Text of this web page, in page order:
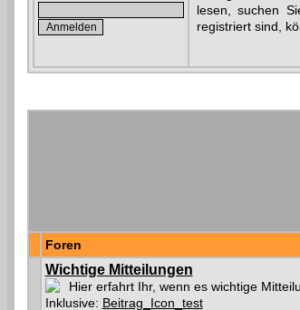
lesen, suchen
registriert sind,
Foren
Wichtige Mitteilungen
Hier erfahrt Ihr, wenn es wichtige
Inklusive: Beitrag_Icon_test